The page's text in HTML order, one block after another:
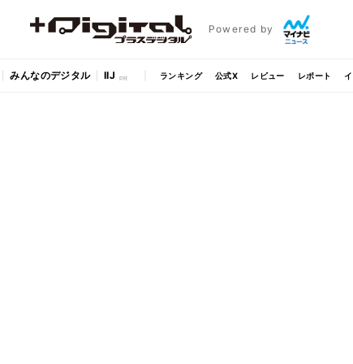
Powered by
みんなのデジタル IIJ ランキング 公式X レビュー レポート